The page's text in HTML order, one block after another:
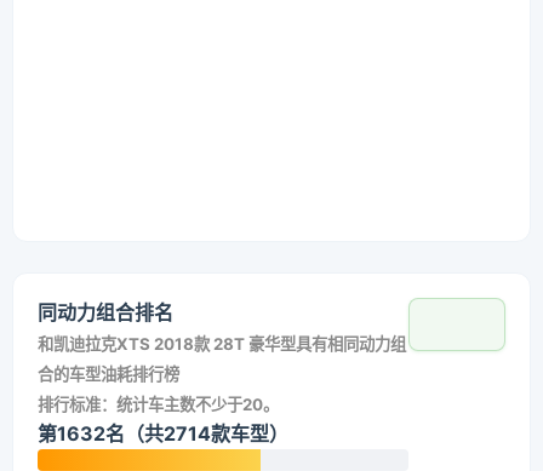
同动力组合排名
和凯迪拉克XTS 2018款 28T 豪华型具有相同动力组
合的车型油耗排行榜
排行标准：统计车主数不少于20。
第1632名（共2714款车型）